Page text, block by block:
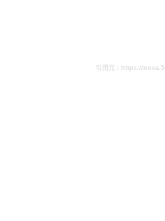
引用元：https://